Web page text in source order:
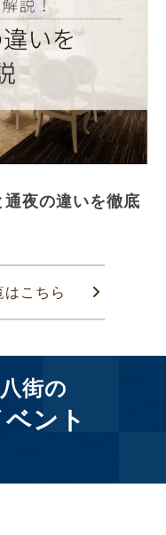
夜の違いを徹底
はこちら
街の
ント